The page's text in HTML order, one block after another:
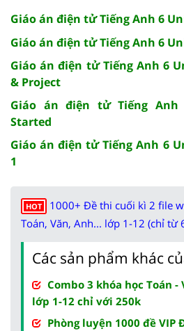
Giáo án điện tử Tiếng Anh 6
Giáo án điện tử Tiếng Anh 6
Giáo án điện tử Tiếng Anh 6
& Project
Giáo án điện tử Tiếng
Started
Giáo án điện tử Tiếng Anh 6
1
HOT
1000+ Đề thi cuối kì 2 file
Toán, Văn, Anh... lớp 1-12 (chỉ từ
Các sản phẩm khác
Combo 3 khóa học Toán -
lớp 1-12 chỉ với 250k
Phòng luyện 1000 đề VIP